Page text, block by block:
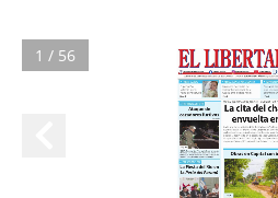
1 / 56